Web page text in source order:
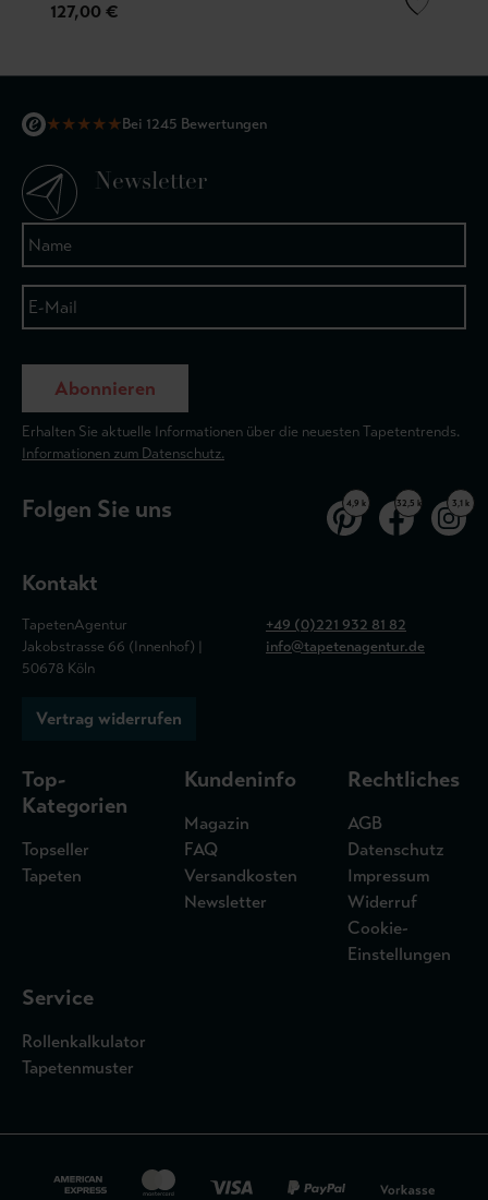
127,00 €
★★★★★Bei 1245 Bewertungen
Newsletter
Abonnieren
Erhalten Sie aktuelle Informationen über die neuesten Tapetentrends.
Informationen zum Datenschutz.
Folgen Sie uns 4,9 k 32,5 k 3,1 k
Kontakt
TapetenAgentur
Jakobstrasse 66 (Innenhof) |
50678 Köln
+49 (0)221 932 81 82
info@tapetenagentur.de
Vertrag widerrufen
Top-
Kategorien
Topseller
Tapeten
Kundeninfo
Magazin
FAQ
Versandkosten
Newsletter
Rechtliches
AGB
Datenschutz
Impressum
Widerruf
Cookie-
Einstellungen
Service
Rollenkalkulator
Tapetenmuster